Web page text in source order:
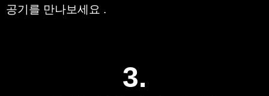
공기를 만나보세요 .
3.